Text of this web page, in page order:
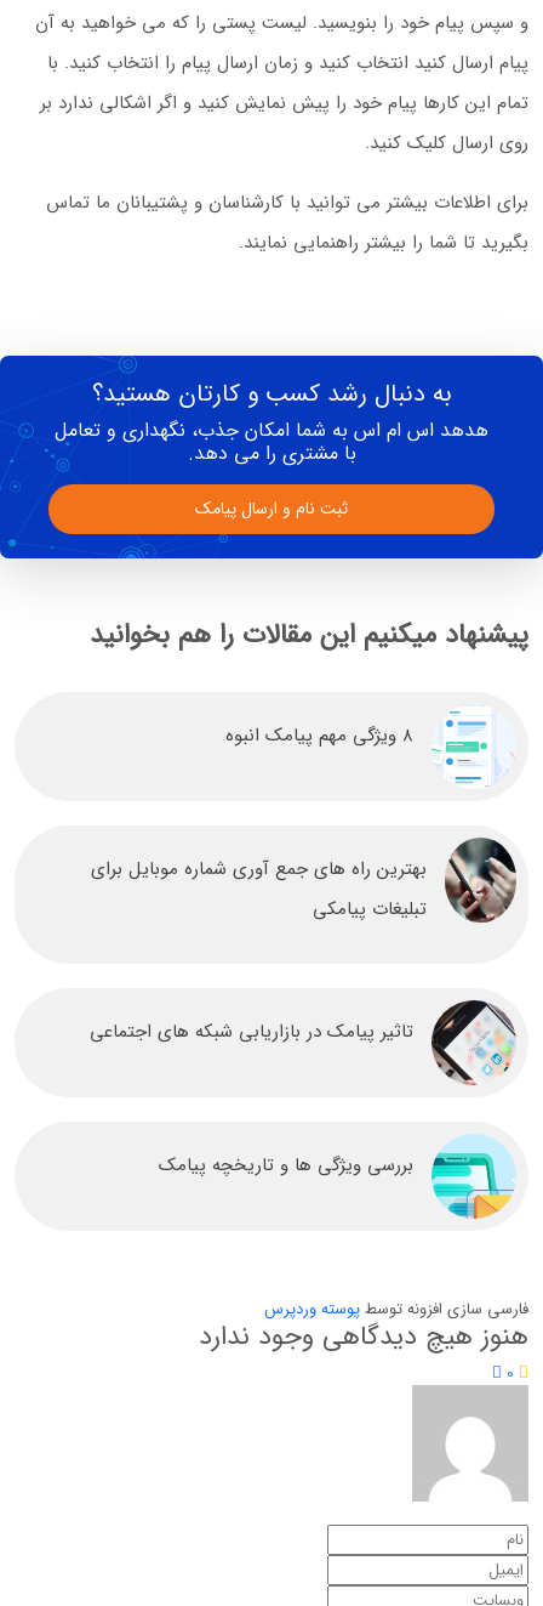
و سپس پیام خود را بنویسید. لیست پستی را که می خواهید به آن
پیام ارسال کنید انتخاب کنید و زمان ارسال پیام را انتخاب کنید. با
تمام این کارها پیام خود را پیش نمایش کنید و اگر اشکالی ندارد بر
روی ارسال کلیک کنید.
برای اطلاعات بیشتر می توانید با کارشناسان و پشتیبانان ما تماس
بگیرید تا شما را بیشتر راهنمایی نمایند.
به دنبال رشد کسب و کارتان هستید؟
هدهد اس ام اس به شما امکان جذب، نگهداری و تعامل
با مشتری را می دهد.
ثبت نام و ارسال پیامک
پیشنهاد میکنیم این مقالات را هم بخوانید
۸ ویژگی مهم پیامک انبوه
بهترین راه های جمع آوری شماره موبایل برای
تبلیغات پیامکی
تاثیر پیامک در بازاریابی شبکه های اجتماعی
بررسی ویژگی ها و تاریخچه پیامک
فارسی سازی افزونه توسطپوسته وردپرس
هنوز هیچ دیدگاهی وجود ندارد
0